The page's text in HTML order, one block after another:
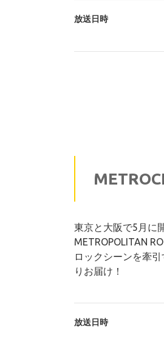
放送日時
東京と大阪で5月に
METROPOLITAN
ロックシーンを牽
りお届け！
放送日時